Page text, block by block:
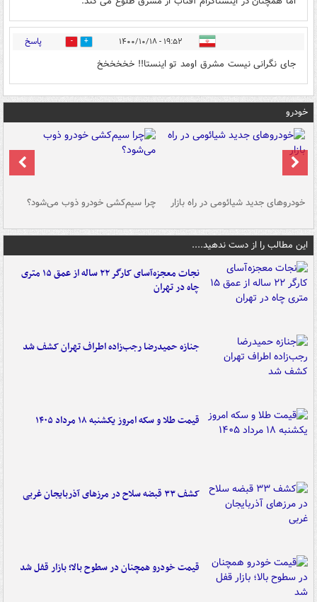
۱۹:۵۲ - ۱۴۰۰/۱۰/۱۸ 2 پاسخ
جای نگرانی نیست مشرق اومد تو اینستا!! خخخخخخ
خودرو
خودروهای جدید شیائومی در راه بازار چرا سیم‌کشی خودرو ذوب می‌شود؟
این مطالب را از دست ندهید....
نجات معجزه‌آسای کارگر ۲۲ ساله از عمق ۱۵ متری
چاه در تهران
جنازه حمیدرضا رجب‌زاده اطراف تهران کشف شد
قیمت طلا و سکه امروز یکشنبه ۱۸ مرداد ۱۴۰۵
کشف ۳۳ قبضه سلاح در مرزهای آذربایجان غربی
قیمت خودرو همچنان در سطوح بالا؛ بازار قفل شد